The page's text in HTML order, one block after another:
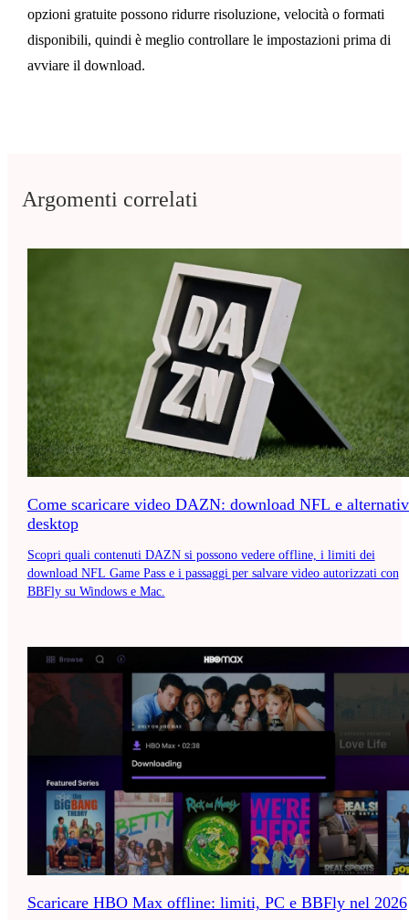
opzioni gratuite possono ridurre risoluzione, velocità o formati
disponibili, quindi è meglio controllare le impostazioni prima di
avviare il download.
Argomenti correlati
Come scaricare video DAZN: download NFL e
desktop
Scopri quali contenuti DAZN si possono vedere offline, i limiti dei
download NFL Game Pass e i passaggi per salvare video autorizzati con
BBFly su Windows e Mac.
Scaricare HBO Max offline: limiti, PC e BBFly nel 2026